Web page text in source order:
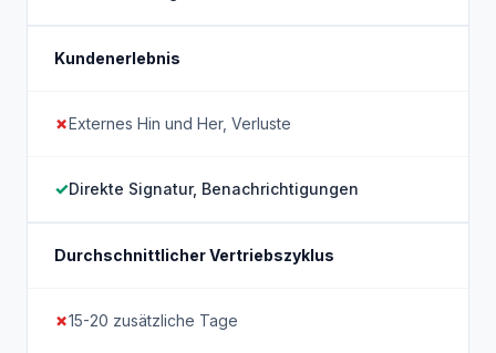
Kundenerlebnis
Externes Hin und Her, Verluste
Direkte Signatur, Benachrichtigungen
Durchschnittlicher Vertriebszyklus
15-20 zusätzliche Tage